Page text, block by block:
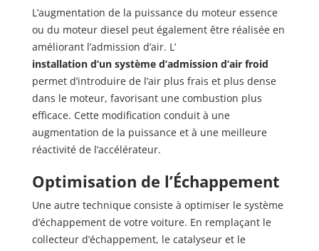
L’augmentation de la puissance du moteur essence
ou du moteur diesel peut également être réalisée en
améliorant l’admission d’air. L’
installation d’un système d’admission d’air froid
permet d’introduire de l’air plus frais et plus dense
dans le moteur, favorisant une combustion plus
efficace. Cette modification conduit à une
augmentation de la puissance et à une meilleure
réactivité de l’accélérateur.
Optimisation de l’Échappement
Une autre technique consiste à optimiser le système
d’échappement de votre voiture. En remplaçant le
collecteur d’échappement, le catalyseur et le